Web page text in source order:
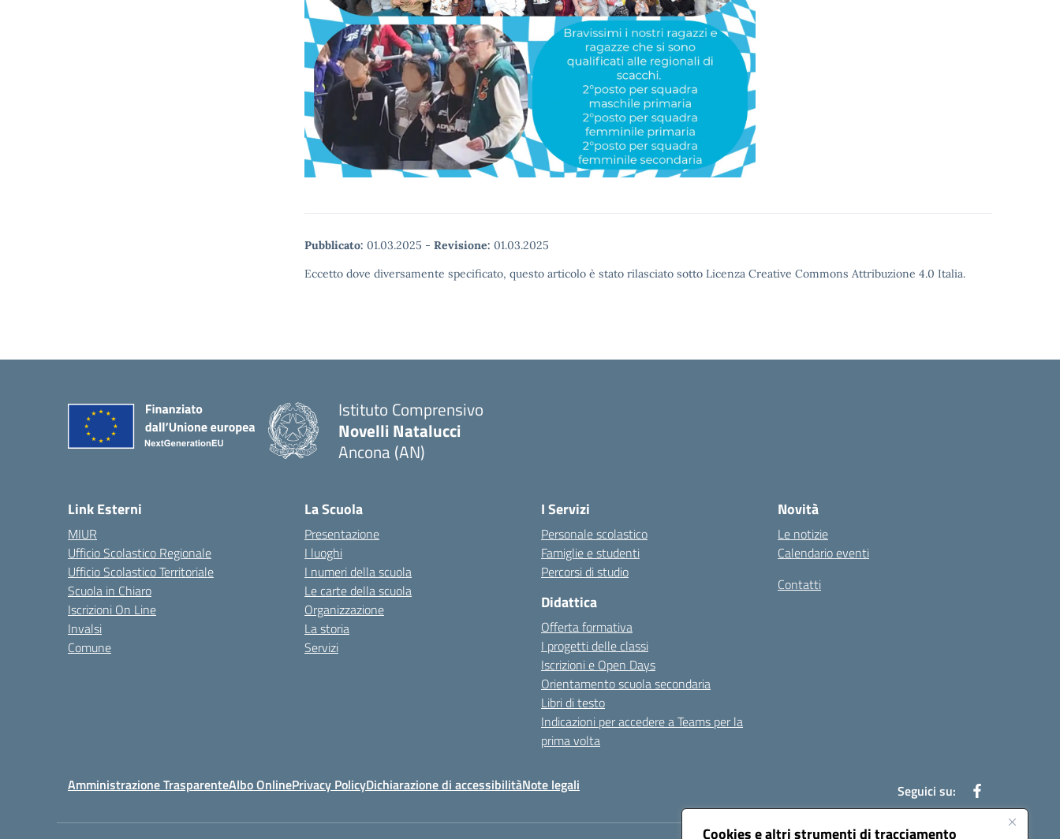
Cookies e altri strumenti di tracciamento
Pubblicato: 01.03.2025 - Revisione: 01.03.2025
Eccetto dove diversamente specificato, questo articolo è stato rilasciato sotto Licenza Creative Commons Attribuzione 4.0 Italia.
Istituto Comprensivo
Novelli Natalucci
Ancona (AN)
Link Esterni
MIUR
Ufficio Scolastico Regionale
Ufficio Scolastico Territoriale
Scuola in Chiaro
Iscrizioni On Line
Invalsi
Comune
La Scuola
Presentazione
I luoghi
I numeri della scuola
Le carte della scuola
Organizzazione
La storia
Servizi
I Servizi
Personale scolastico
Famiglie e studenti
Percorsi di studio
Didattica
Offerta formativa
I progetti delle classi
Iscrizioni e Open Days
Orientamento scuola secondaria
Libri di testo
Indicazioni per accedere a Teams per la
prima volta
Novità
Le notizie
Calendario eventi
Contatti
Amministrazione TrasparenteAlbo OnlinePrivacy PolicyDichiarazione di accessibilitàNote legali Seguici su: